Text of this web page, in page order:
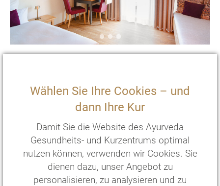
Wählen Sie Ihre Cookies – und
dann Ihre Kur
Damit Sie die Website des Ayurveda
Gesundheits- und Kurzentrums optimal
nutzen können, verwenden wir Cookies. Sie
dienen dazu, unser Angebot zu
personalisieren, zu analysieren und zu
20 m2mit Terasse und zwei Einzelbetten
176 ,—
€2288 ,— pro Person/13Nächte*
ZIMMER WÄHLEN